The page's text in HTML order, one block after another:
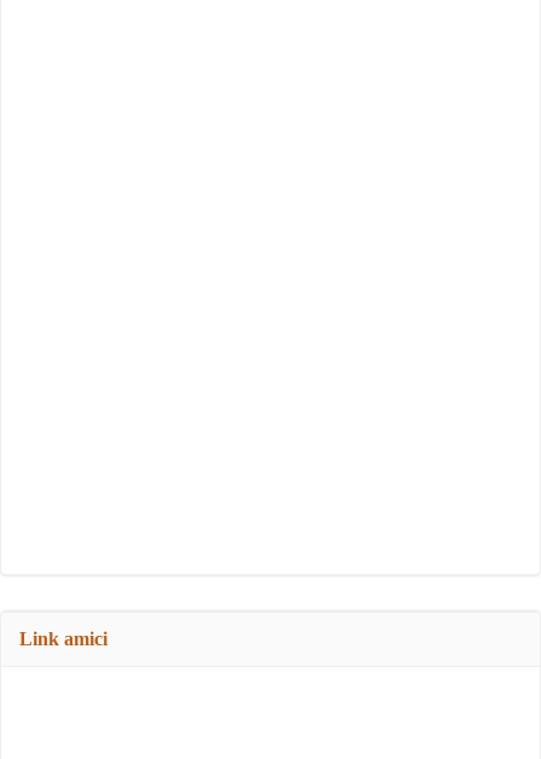
Link amici